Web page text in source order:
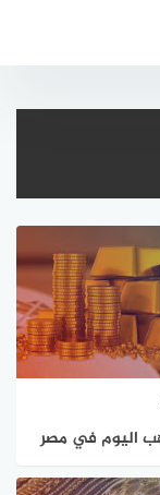
اليوم في مصر
جنية خلال